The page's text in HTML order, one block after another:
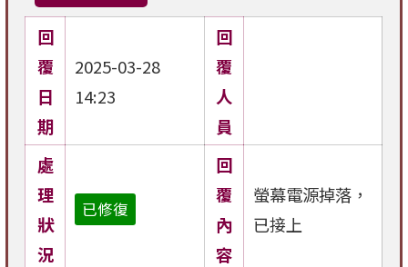
回
覆
日
期
2025-03-28
14:23
回
覆
人
員
處
理
狀
況
已修復
回
覆
內
容
螢幕電源掉落，
已接上